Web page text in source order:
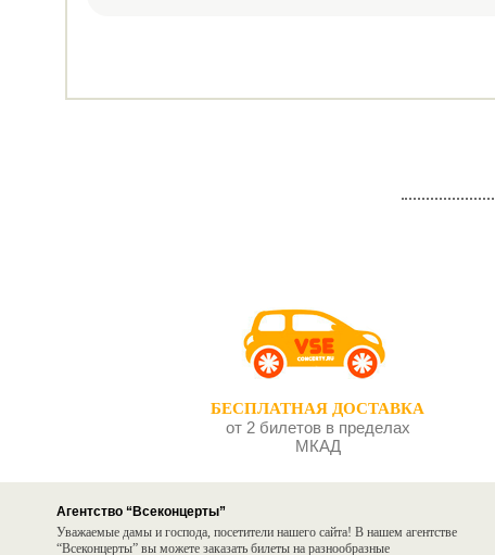
БЕСПЛАТНАЯ ДОСТАВКА
от 2 билетов в пределах
МКАД
Агентство “Всеконцерты”
Уважаемые дамы и господа, посетители нашего сайта! В нашем агентстве
“Всеконцерты” вы можете заказать билеты на разнообразные